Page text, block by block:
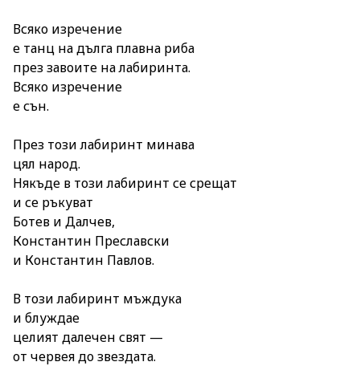
Всяко изречение
е танц на дълга плавна риба
през завоите на лабиринта.
Всяко изречение
е сън.
През този лабиринт минава
цял народ.
Някъде в този лабиринт се срещат
и се ръкуват
Ботев и Далчев,
Константин Преславски
и Константин Павлов.
В този лабиринт мъждука
и блуждае
целият далечен свят —
от червея до звездата.